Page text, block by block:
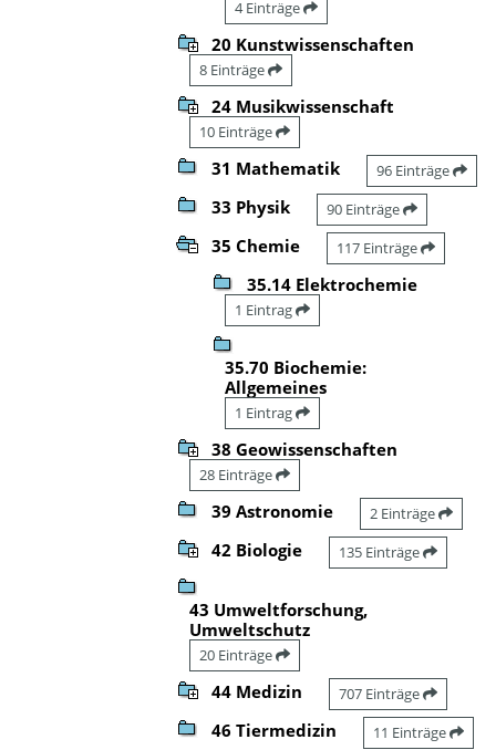
4 Einträge
20 Kunstwissenschaften
8 Einträge
24 Musikwissenschaft
10 Einträge
31 Mathematik 96 Einträge
33 Physik 90 Einträge
35 Chemie 117 Einträge
35.14 Elektrochemie
1 Eintrag
35.70 Biochemie:
Allgemeines
1 Eintrag
38 Geowissenschaften
28 Einträge
39 Astronomie 2 Einträge
42 Biologie 135 Einträge
43 Umweltforschung,
Umweltschutz
20 Einträge
44 Medizin 707 Einträge
46 Tiermedizin 11 Einträge